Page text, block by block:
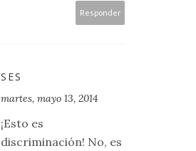
Responder
SES
martes, mayo 13, 2014
¡Esto es
discriminación! No, es